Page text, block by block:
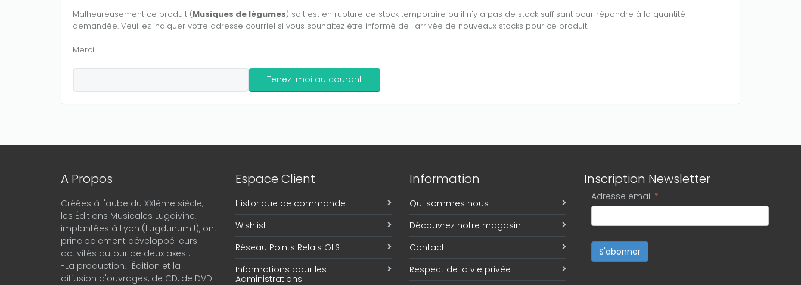
Malheureusement ce produit (Musiques de légumes) soit est en rupture de stock temporaire ou il n'y a pas de stock suffisant pour répondre à la quantité
demandée. Veuillez indiquer votre adresse courriel si vous souhaitez être informé de l'arrivée de nouveaux stocks pour ce produit.
Merci!
A Propos
Créées à l'aube du XXIème siècle,
les Éditions Musicales Lugdivine,
implantées à Lyon (Lugdunum !), ont
principalement développé leurs
activités autour de deux axes :
-La production, l'Édition et la
diffusion d'ouvrages, de CD, de DVD
Espace Client
Historique de commande
Wishlist
Réseau Points Relais GLS
Informations pour les
Administrations
Information
Qui sommes nous
Découvrez notre magasin
Contact
Respect de la vie privée
Inscription Newsletter
Adresse email *
S'abonner